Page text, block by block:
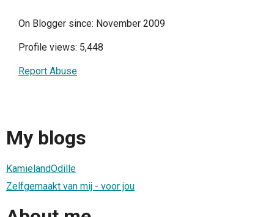
On Blogger since: November 2009
Profile views: 5,448
Report Abuse
My blogs
KamielandOdille
Zelfgemaakt van mij - voor jou